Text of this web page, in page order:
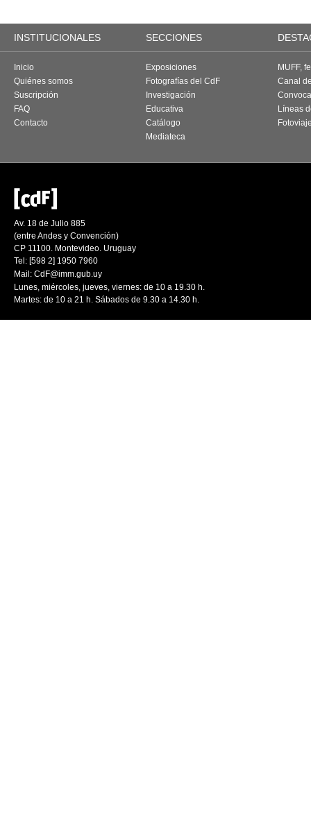
INSTITUCIONALES SECCIONES
Inicio
Quiénes somos
Suscripción
FAQ
Contacto
Exposiciones
Fotografías del CdF
Investigación
Educativa
Catálogo
Mediateca
MUFF,
Canal
Líneas
Av. 18 de Julio 885
(entre Andes y Convención)
CP 11100. Montevideo. Uruguay
Tel: [598 2] 1950 7960
Mail: CdF@imm.gub.uy
Lunes, miércoles, jueves, viernes: de 10 a 19.30 h.
Martes: de 10 a 21 h. Sábados de 9.30 a 14.30 h.